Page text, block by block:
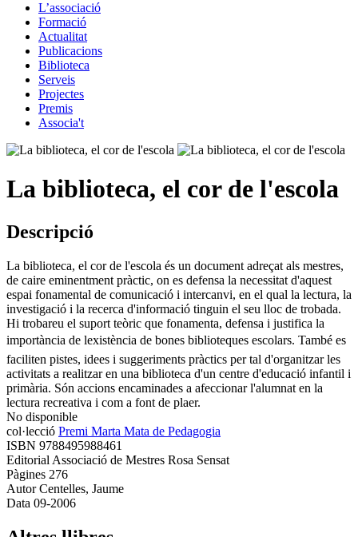
L’associació
Formació
Actualitat
Publicacions
Biblioteca
Serveis
Projectes
Premis
Associa't
La biblioteca, el cor de l'escola
Descripció
La biblioteca, el cor de l'escola és un document adreçat als mestres,
de caire eminentment pràctic, on es defensa la necessitat d'aquest
espai fonamental de comunicació i intercanvi, en el qual la lectura, la
investigació i la recerca d'informació tinguin el seu lloc de trobada.
Hi trobareu el suport teòric que fonamenta, defensa i justifica la
importància de lexistència de bones biblioteques escolars. També es
faciliten pistes, idees i suggeriments pràctics per tal d'organitzar les
activitats a realitzar en una biblioteca d'un centre d'educació infantil i
primària. Són accions encaminades a afeccionar l'alumnat en la
lectura recreativa i com a font de plaer.
No disponible
col·lecció Premi Marta Mata de Pedagogia
ISBN 9788495988461
Editorial Associació de Mestres Rosa Sensat
Pàgines 276
Autor Centelles, Jaume
Data 09-2006